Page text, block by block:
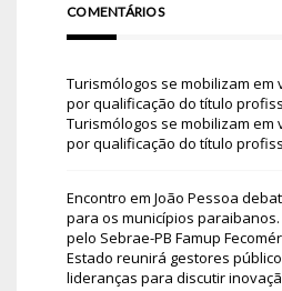
COMENTÁRIOS
Turismólogos se mobilizam em
por qualificação do título
Turismólogos se mobilizam em
por qualificação do título
Encontro em João Pessoa
para os municípios
pelo Sebrae-PB Famup
Estado reunirá gestores
lideranças para discutir